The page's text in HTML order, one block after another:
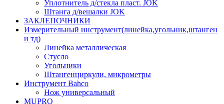
Уплотнитель д/стекла пласт. JOK
Штанга д/вешалки JOK
ЗАКЛЕПОЧНИКИ
Измерительный инструмент(линейка,угольник,штанген
и тд)
Линейка металлическая
Стусло
Угольники
Штангенциркули, микрометры
Инструмент Bahco
Нож универсальный
MUPRO